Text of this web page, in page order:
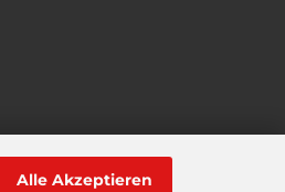
Alle Akzeptieren